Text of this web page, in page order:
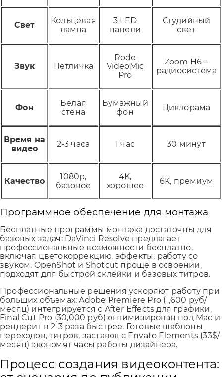
Свет
Кольцевая
лампа
3 LED
панели
Студийный
свет
Звук Петличка
Rode
VideoMic
Pro
Zoom H6 +
радиосистема
Фон
Белая
стена
Бумажный
фон
Циклорама
Время на
видео
2-3 часа 1 час 30 минут
Качество
1080p,
базовое
4K,
хорошее
6K, премиум
Программное обеспечение для монтажа
Бесплатные программы монтажа достаточны для
базовых задач: DaVinci Resolve предлагает
профессиональные возможности бесплатно,
включая цветокоррекцию, эффекты, работу со
звуком. OpenShot и Shotcut проще в освоении,
подходят для быстрой склейки и базовых титров.
Профессиональные решения ускоряют работу при
больших объемах: Adobe Premiere Pro (1,600 руб/
месяц) интегрируется с After Effects для графики,
Final Cut Pro (30,000 руб) оптимизирован под Mac и
рендерит в 2-3 раза быстрее. Готовые шаблоны
переходов, титров, заставок с Envato Elements (33$/
месяц) экономят часы работы дизайнера.
Процесс создания видеоконтента: